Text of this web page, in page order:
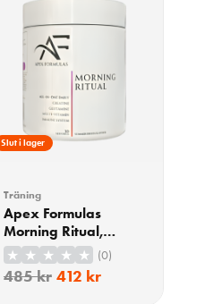
15% Rabatt
Slut i lager
Träning
Apex Formulas
Morning Ritual,
Summer Fruits 600g
(0)
485kr 412 kr